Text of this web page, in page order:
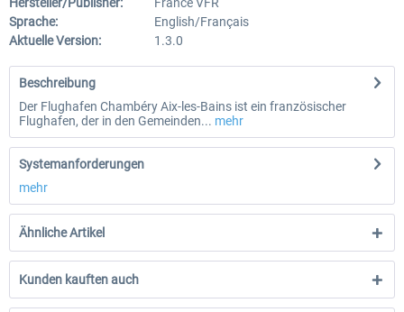
Sprache:
English/Français
Aktuelle Version:
1.3.0
Beschreibung
Der Flughafen Chambéry Aix-les-Bains ist ein französischer
Flughafen, der in den Gemeinden... mehr
Systemanforderungen
mehr
Ähnliche Artikel
Kunden kauften auch